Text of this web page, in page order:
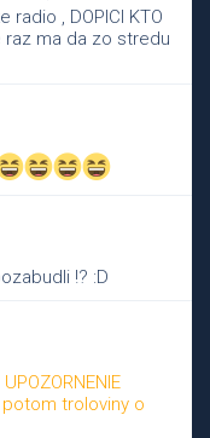
, DOPICI KTO
raz ma da zo stredu
!? :D
potom troloviny o